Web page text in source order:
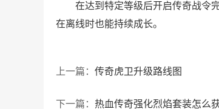
在达到特定等级后开启传奇战令
在离线时也能持续成长。
上一篇： 传奇虎卫升级路线图
下一篇： 热血传奇强化烈焰套装怎么